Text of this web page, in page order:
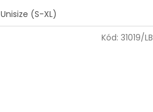
Unisize (S-XL)
Kód: 31019/LB